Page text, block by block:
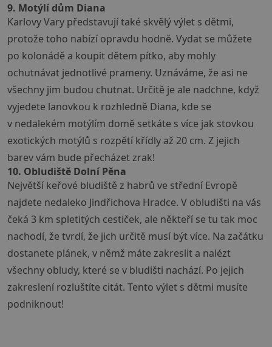
9. Motýlí dům Diana
Karlovy Vary představují také skvělý výlet s dětmi,
protože toho nabízí opravdu hodně. Vydat se můžete
po kolonádě a koupit dětem pítko, aby mohly
ochutnávat jednotlivé prameny. Uznáváme, že asi ne
všechny jim budou chutnat. Určitě je ale nadchne, když
vyjedete lanovkou k rozhledně Diana, kde se
v nedalekém motýlím domě setkáte s více jak stovkou
exotických motýlů s rozpětí křídly až 20 cm. Z jejich
barev vám bude přecházet zrak!
10. Obludiště Dolní Pěna
Největší keřové bludiště z habrů ve střední Evropě
najdete nedaleko Jindřichova Hradce. V obludišti na vás
čeká 3 km spletitých cestiček, ale někteří se tu tak moc
nachodí, že tvrdí, že jich určitě musí být více. Na začátku
dostanete plánek, v němž máte zakreslit a nalézt
všechny obludy, které se v bludišti nachází. Po jejich
zakreslení rozluštíte citát. Tento výlet s dětmi musíte
podniknout!